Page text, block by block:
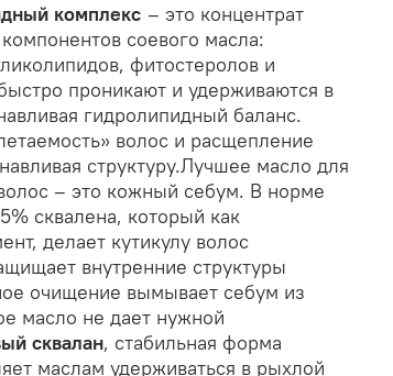
комплекс – это концентрат
соевого масла:
фитостеролов и
проникают и удерживаются в
гидролипидный баланс.
волос и расщепление
структуру.Лучшее масло для
– это кожный себум. В норме
сквалена, который как
делает кутикулу волос
внутренние структуры
очищение вымывает себум из
масло не дает нужной
сквалан, стабильная форма
маслам удерживаться в рыхлой